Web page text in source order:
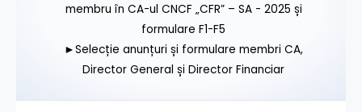
membru în CA-ul CNCF „CFR” – SA - 2025 și
formulare F1-F5
►Selecție anunțuri și formulare membri CA,
Director General și Director Financiar